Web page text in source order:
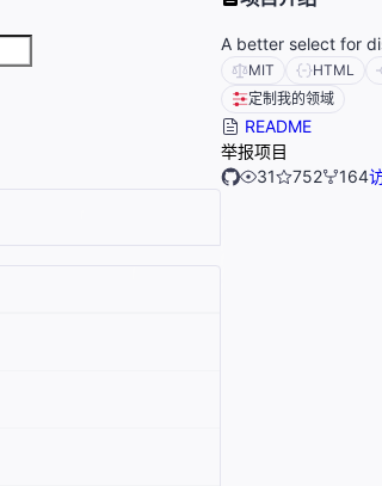
A better select for
MIT HTML
定制我的领域
README
举报项目
31
752 164